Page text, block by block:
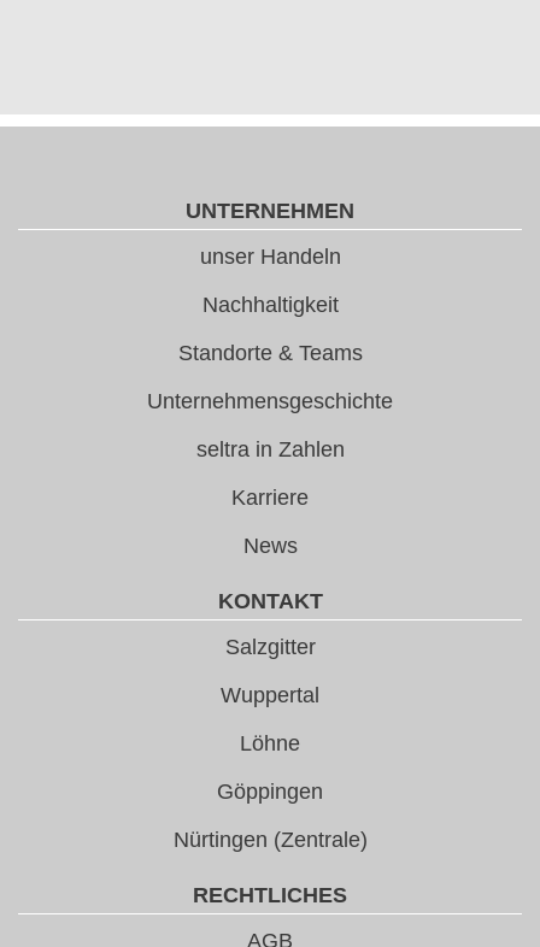
UNTERNEHMEN
unser Handeln
Nachhaltigkeit
Standorte & Teams
Unternehmensgeschichte
seltra in Zahlen
Karriere
News
KONTAKT
Salzgitter
Wuppertal
Löhne
Göppingen
Nürtingen (Zentrale)
RECHTLICHES
AGB